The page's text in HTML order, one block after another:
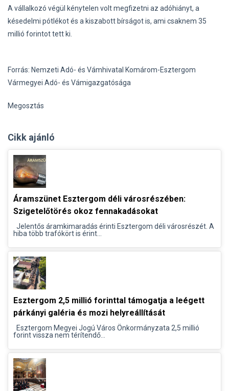
A vállalkozó végül kénytelen volt megfizetni az adóhiányt, a
késedelmi pótlékot és a kiszabott bírságot is, ami csaknem 35
millió forintot tett ki.
Forrás: Nemzeti Adó- és Vámhivatal Komárom-Esztergom
Vármegyei Adó- és Vámigazgatósága
Megosztás
Cikk ajánló
Áramszünet Esztergom déli városrészében:
Szigetelőtörés okoz fennakadásokat
Jelentős áramkimaradás érinti Esztergom déli városrészét. A
hiba több trafókört is érint...
Esztergom 2,5 millió forinttal támogatja a leégett
párkányi galéria és mozi helyreállítását
Esztergom Megyei Jogú Város Önkormányzata 2,5 millió
forint vissza nem térítendő...